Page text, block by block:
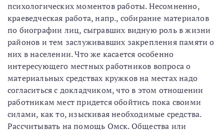
психологических моментов работы. Несомненно,
краеведческая работа, напр., собирание материалов
по биографии лиц, сыгравших видную роль в жизни
районов и тем заслуживавших закрепления памяти о
них в населении. Что же касается особенно
интересующего местных работников вопроса о
материальных средствах кружков на местах надо
согласиться с докладчиком, что в этом отношении
работникам мест придется обойтись пока своими
силами, как то, изыскивая необходимые средства.
Рассчитывать на помощь Омск. Общества или